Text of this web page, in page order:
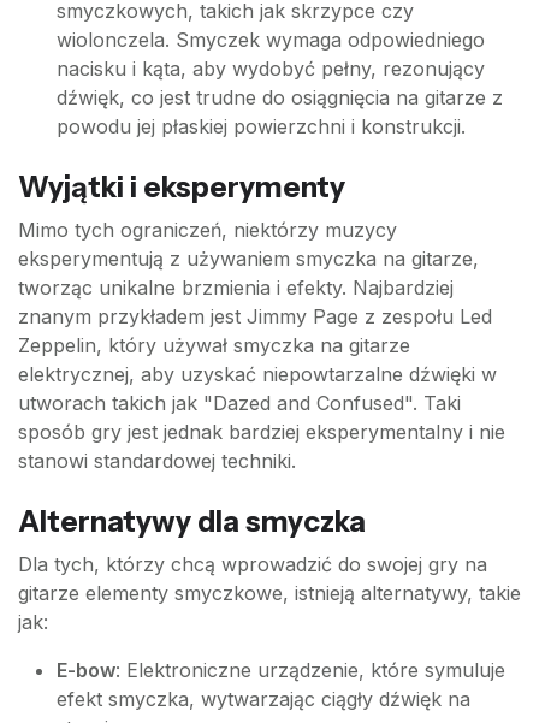
smyczkowych, takich jak skrzypce czy
wiolonczela. Smyczek wymaga odpowiedniego
nacisku i kąta, aby wydobyć pełny, rezonujący
dźwięk, co jest trudne do osiągnięcia na gitarze z
powodu jej płaskiej powierzchni i konstrukcji.
Wyjątki i eksperymenty
Mimo tych ograniczeń, niektórzy muzycy
eksperymentują z używaniem smyczka na gitarze,
tworząc unikalne brzmienia i efekty. Najbardziej
znanym przykładem jest Jimmy Page z zespołu Led
Zeppelin, który używał smyczka na gitarze
elektrycznej, aby uzyskać niepowtarzalne dźwięki w
utworach takich jak "Dazed and Confused". Taki
sposób gry jest jednak bardziej eksperymentalny i nie
stanowi standardowej techniki.
Alternatywy dla smyczka
Dla tych, którzy chcą wprowadzić do swojej gry na
gitarze elementy smyczkowe, istnieją alternatywy, takie
jak:
E-bow: Elektroniczne urządzenie, które symuluje
efekt smyczka, wytwarzając ciągły dźwięk na